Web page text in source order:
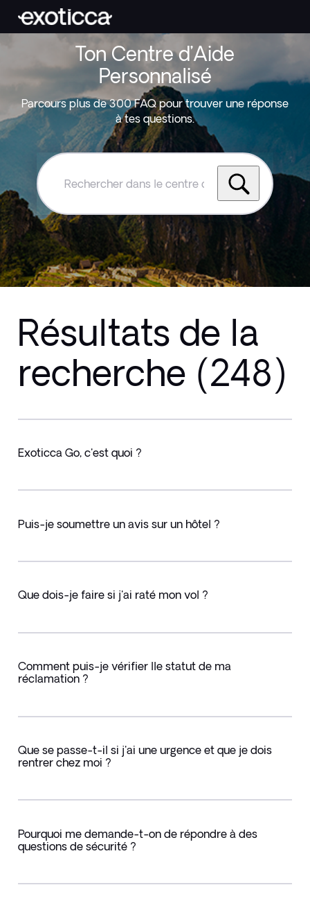
Ton Centre d’Aide
Personnalisé
Parcours plus de 300 FAQ pour trouver une réponse
à tes questions.
Rechercher
le
centre
d'aide
Exoticca
Résultats de la
recherche (248)
Exoticca Go, c'est quoi ?
Puis-je soumettre un avis sur un hôtel ?
Que dois-je faire si j'ai raté mon vol ?
Comment puis-je vérifier lle statut de ma
réclamation ?
Que se passe-t-il si j'ai une urgence et que je dois
rentrer chez moi ?
Pourquoi me demande-t-on de répondre à des
questions de sécurité ?